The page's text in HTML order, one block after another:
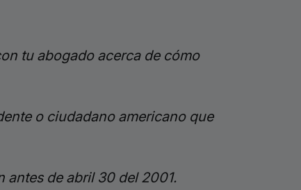
tu abogado acerca de cómo
o ciudadano americano que
antes de abril 30 del 2001.